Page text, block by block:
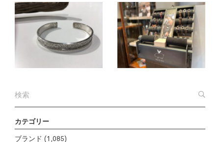
カテゴリー
ブランド (1,085)